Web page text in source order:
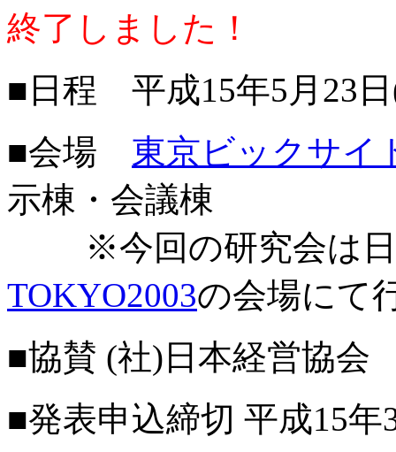
終了しました！
■日程 平成15年5月23
■会場 東京ビックサイ
示棟・会議棟
※今回の研究会は日
TOKYO2003の会場にて
■協賛 (社)日本経営協会
■発表申込締切 平成15年